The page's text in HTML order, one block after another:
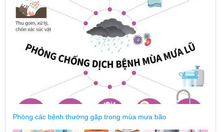
Phòng các bệnh thường gặp trong mùa mưa bão